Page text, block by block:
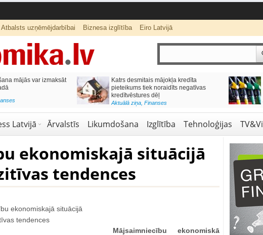
Atbalsts uzņēmējdarbībai Biznesa izglītība Eiro Latvijā
mājās var izmaksāt
Katrs desmitais mājokļa kredīta
pieteikums tiek noraidīts negatīvas
kredītvēstures dēļ
Aktuālā ziņa, Finanses
Latvijā Ārvalstīs Likumdošana Izglītība Tehnoloģijas
ekonomiskajā situācijā
tendences
Mājsaimniecību ekonomiskā